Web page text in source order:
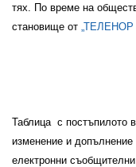
тях. По време на
становище от
Таблица с постъпилото
изменение и допълнение
електронни